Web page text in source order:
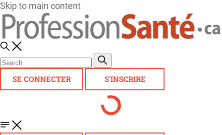
Skip to main content
SE CONNECTER S'INSCRIRE